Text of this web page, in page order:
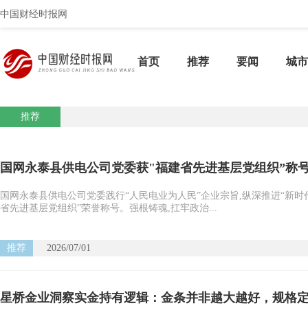
中国财经时报网
首页 推荐 要闻 城市
推荐
国网永泰县供电公司党委获"福建省先进基层党组织”称
国网永泰县供电公司党委践行“人民电业为人民”企业宗旨,纵深推进“新
省先进基层党组织”荣誉称号。强根铸魂,扛牢政治...
推荐 2026/07/01
星桥金业洞察实金持有逻辑：金条并非越大越好，规格